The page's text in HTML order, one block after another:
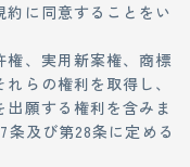
に同意することをい
権、実用新案権、商標
らの権利を取得し、
願する権利を含みま
及び第28条に定める